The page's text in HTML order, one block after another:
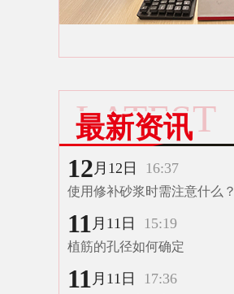
最新资讯
LATEST
12 月12日 16:37
使用修补砂浆时需注意什么？
11 月11日 15:19
植筋的孔径如何确定
11 月11日 17:36